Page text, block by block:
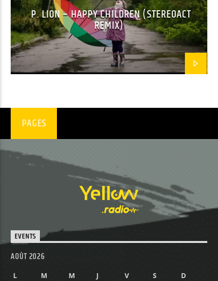
EN CE MOMENT
ADDICTION
DJ ADONIS
EMISSION EN COURS
ADDICTION
02:00 02:59
UPCOMING SHOW
PROGRAMME DE NUIT
05:59
Yellow Radio
P. LION – HAPPY CHILDREN (STEREOACT
REMIX)
PAGES
EVENTS
AOÛT 2026
L M M J V S D